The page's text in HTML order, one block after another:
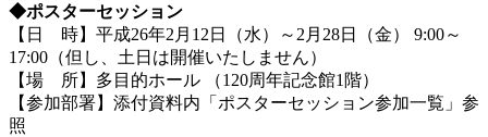
◆ポスターセッション
【日 時】平成26年2月12日（水）～2月28日（金） 9:00～
17:00（但し、土日は開催いたしません）
【場 所】多目的ホール （120周年記念館1階）
【参加部署】添付資料内「ポスターセッション参加一覧」参
照